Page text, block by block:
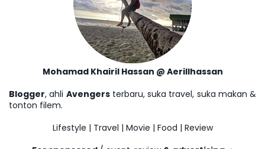
Mohamad Khairil Hassan @ Aerillhassan
Blogger, ahli Avengersterbaru, suka travel, suka makan &
tonton filem.
Lifestyle | Travel | Movie | Food | Review